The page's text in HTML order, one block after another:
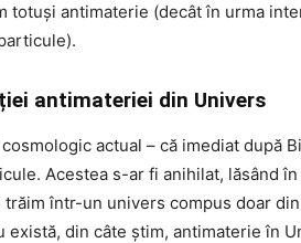
totuși antimaterie (decât în urma
antimateriei din Univers
actual – că imediat după
Acestea s-ar fi anihilat, lăsând
trăim într-un univers compus doar
există, din câte știm, antimaterie în